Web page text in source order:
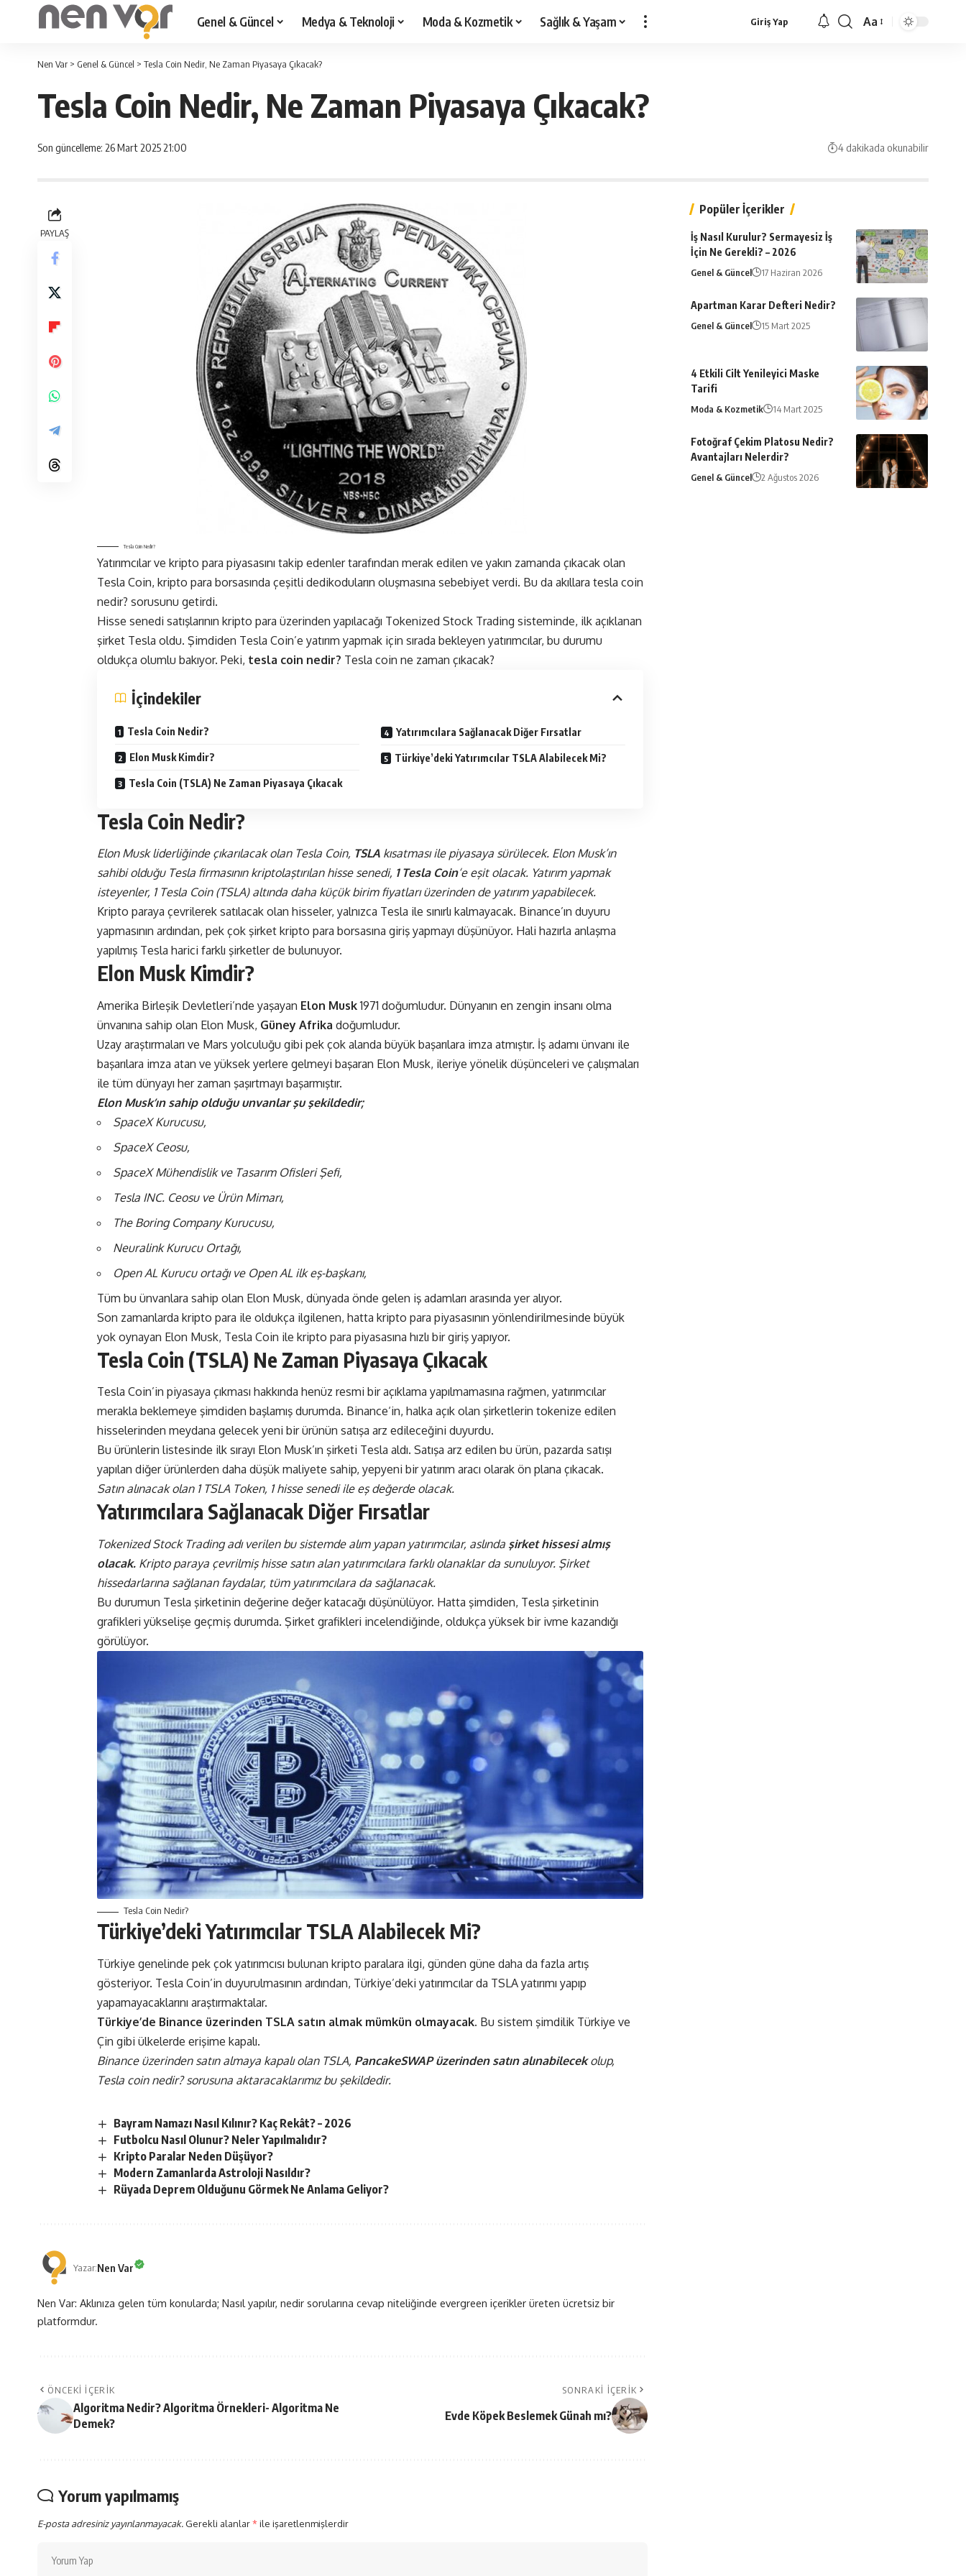
Genel & Güncel Medya & Teknoloji Moda & Kozmetik Sağlık & Yaşam Giriş Yap
Yazı
Aa
Nen Var > Genel & Güncel > Tesla Coin Nedir, Ne Zaman Piyasaya Çıkacak?
Tesla Coin Nedir, Ne Zaman Piyasaya Çıkacak?
Son güncelleme: 26 Mart 2025 21:00 4 dakikada okunabilir
PAYLAŞ
Tesla Coin Nedir?
Yatırımcılar ve kripto para piyasasını takip edenler tarafından merak edilen ve yakın zamanda çıkacak olan
Tesla Coin, kripto para borsasında çeşitli dedikoduların oluşmasına sebebiyet verdi. Bu da akıllara tesla coin
nedir? sorusunu getirdi.
Hisse senedi satışlarının kripto para üzerinden yapılacağı Tokenized Stock Trading sisteminde, ilk açıklanan
şirket Tesla oldu. Şimdiden Tesla Coin’e yatırım yapmak için sırada bekleyen yatırımcılar, bu durumu
oldukça olumlu bakıyor. Peki, tesla coin nedir? Tesla coin ne zaman çıkacak?
İçindekiler
Tesla Coin Nedir?
Elon Musk Kimdir?
Tesla Coin (TSLA) Ne Zaman Piyasaya Çıkacak
Yatırımcılara Sağlanacak Diğer Fırsatlar
Türkiye’deki Yatırımcılar TSLA Alabilecek Mi?
Tesla Coin Nedir?
Elon Musk liderliğinde çıkarılacak olan Tesla Coin, TSLA kısatması ile piyasaya sürülecek. Elon Musk’ın
sahibi olduğu Tesla firmasının kriptolaştırılan hisse senedi, 1 Tesla Coin‘e eşit olacak. Yatırım yapmak
isteyenler, 1 Tesla Coin (TSLA) altında daha küçük birim fiyatları üzerinden de yatırım yapabilecek.
Kripto paraya çevrilerek satılacak olan hisseler, yalnızca Tesla ile sınırlı kalmayacak. Binance’ın duyuru
yapmasının ardından, pek çok şirket kripto paraborsasına giriş yapmayı düşünüyor. Hali hazırla anlaşma
yapılmış Tesla harici farklı şirketler de bulunuyor.
Elon Musk Kimdir?
Amerika Birleşik Devletleri’nde yaşayan Elon Musk1971 doğumludur. Dünyanın en zengin insanı olma
ünvanına sahip olan Elon Musk, Güney Afrika doğumludur.
Uzay araştırmaları ve Mars yolculuğu gibi pek çok alanda büyük başarılara imza atmıştır. İş adamı ünvanı ile
başarılara imza atan ve yüksek yerlere gelmeyi başaran Elon Musk, ileriye yönelik düşünceleri ve çalışmaları
ile tüm dünyayı her zaman şaşırtmayı başarmıştır.
Elon Musk’ın sahip olduğu unvanlar şu şekildedir;
SpaceX Kurucusu,
SpaceX Ceosu,
SpaceX Mühendislik ve Tasarım Ofisleri Şefi,
Tesla INC. Ceosu ve Ürün Mimarı,
The Boring Company Kurucusu,
Neuralink Kurucu Ortağı,
Open AL Kurucu ortağı ve Open AL ilk eş-başkanı,
Tüm bu ünvanlara sahip olan Elon Musk, dünyada önde gelen iş adamları arasında yer alıyor.
Son zamanlardakripto para ile oldukça ilgilenen, hatta kripto para piyasasının yönlendirilmesinde büyük
yok oynayan Elon Musk, Tesla Coin ile kripto para piyasasına hızlı bir giriş yapıyor.
Tesla Coin (TSLA) Ne Zaman Piyasaya Çıkacak
Tesla Coin’in piyasaya çıkması hakkında henüz resmi bir açıklama yapılmamasına rağmen, yatırımcılar
merakla beklemeye şimdiden başlamış durumda. Binance‘in, halka açık olan şirketlerin tokenize edilen
hisselerinden meydana gelecek yeni bir ürünün satışa arz edileceğini duyurdu.
Bu ürünlerin listesinde ilk sırayı Elon Musk’ın şirketi Tesla aldı. Satışa arz edilen bu ürün, pazarda satışı
yapılan diğer ürünlerden daha düşük maliyete sahip, yepyeni bir yatırım aracı olarak ön plana çıkacak.
Satın alınacak olan 1 TSLA Token, 1 hisse senedi ile eş değerde olacak.
Yatırımcılara Sağlanacak Diğer Fırsatlar
Tokenized Stock Trading adı verilen bu sistemde alım yapan yatırımcılar, aslında şirket hissesi almış
olacak. Kripto paraya çevrilmiş hisse satın alan yatırımcılara farklı olanaklar da sunuluyor. Şirket
hissedarlarına sağlanan faydalar, tüm yatırımcılara da sağlanacak.
Bu durumun Tesla şirketinin değerine değer katacağı düşünülüyor. Hatta şimdiden, Tesla şirketinin
grafikleri yükselişe geçmiş durumda. Şirket grafikleri incelendiğinde, oldukça yüksek bir ivme kazandığı
görülüyor.
Tesla Coin Nedir?
Türkiye’deki Yatırımcılar TSLA Alabilecek Mi?
Türkiye genelinde pek çok yatırımcısı bulunan kripto paralara ilgi, günden güne daha da fazla artış
gösteriyor. Tesla Coin’in duyurulmasının ardından, Türkiye’deki yatırımcılar da TSLA yatırımı yapıp
yapamayacaklarını araştırmaktalar.
Türkiye’de Binance üzerinden TSLA satın almak mümkün olmayacak. Bu sistem şimdilik Türkiye ve
Çin gibi ülkelerde erişime kapalı.
Binance üzerinden satın almaya kapalı olan TSLA, PancakeSWAP üzerinden satın alınabilecekolup,
Tesla coin nedir? sorusuna aktaracaklarımız bu şekildedir.
Bayram Namazı Nasıl Kılınır? Kaç Rekât? – 2026
Futbolcu Nasıl Olunur? Neler Yapılmalıdır?
Kripto Paralar Neden Düşüyor?
Modern Zamanlarda Astroloji Nasıldır?
Rüyada Deprem Olduğunu Görmek Ne Anlama Geliyor?
Yazar:Nen Var
Nen Var: Aklınıza gelen tüm konularda; Nasıl yapılır, nedir sorularına cevap niteliğinde evergreen içerikler üreten ücretsiz bir
platformdur.
ÖNCEKI İÇERIK
Algoritma Nedir? Algoritma Örnekleri- Algoritma Ne
Demek?
SONRAKI İÇERIK
Evde Köpek Beslemek Günah mı?
Yorum yapılmamış
E-posta adresiniz yayınlanmayacak. Gerekli alanlar*ile işaretlenmişlerdir
Popüler İçerikler
İş Nasıl Kurulur? Sermayesiz İş
İçin Ne Gerekli? – 2026
Genel & Güncel 17 Haziran 2026
Apartman Karar Defteri Nedir?
Genel & Güncel 15 Mart 2025
4 Etkili Cilt Yenileyici Maske
Tarifi
Moda & Kozmetik 14 Mart 2025
Fotoğraf Çekim Platosu Nedir?
Avantajları Nelerdir?
Genel & Güncel 2 Ağustos 2026